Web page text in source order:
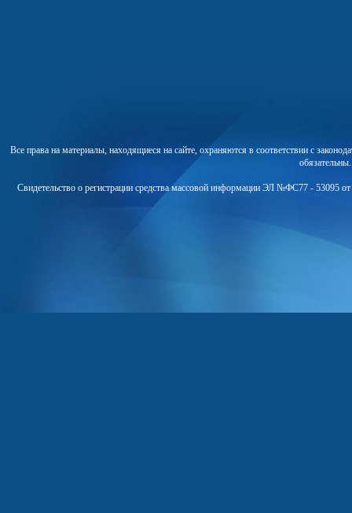
Все права на материалы, находящиеся на сайте, охраняются в соответствии с
Свидетельство о регистрации средства массовой информации ЭЛ №ФС77 - 53095